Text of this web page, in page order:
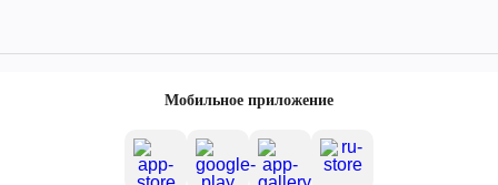
Новодвинск
Мобильное приложение